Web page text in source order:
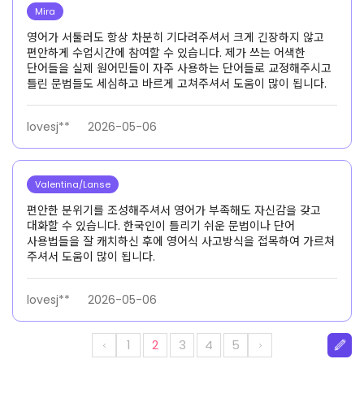
Mira
영어가 서툴러도 항상 차분히 기다려주셔서 크게 긴장하지 않고
편안하게 수업시간에 참여할 수 있습니다. 제가 쓰는 어색한
단어들을 실제 원어민들이 자주 사용하는 단어들로 교정해주시고
틀린 문법들도 세심하고 바르게 고쳐주셔서 도움이 많이 됩니다.
lovesj** 2026-05-06
Valentina/Lanse
편안한 분위기를 조성해주셔서 영어가 부족해도 자신감을 갖고
대화할 수 있습니다. 한국인이 틀리기 쉬운 문법이나 단어
사용법들을 잘 캐치하신 후에 영어식 사고방식을 접목하여 가르쳐
주셔서 도움이 많이 됩니다.
lovesj** 2026-05-06
1 2 3 4 5